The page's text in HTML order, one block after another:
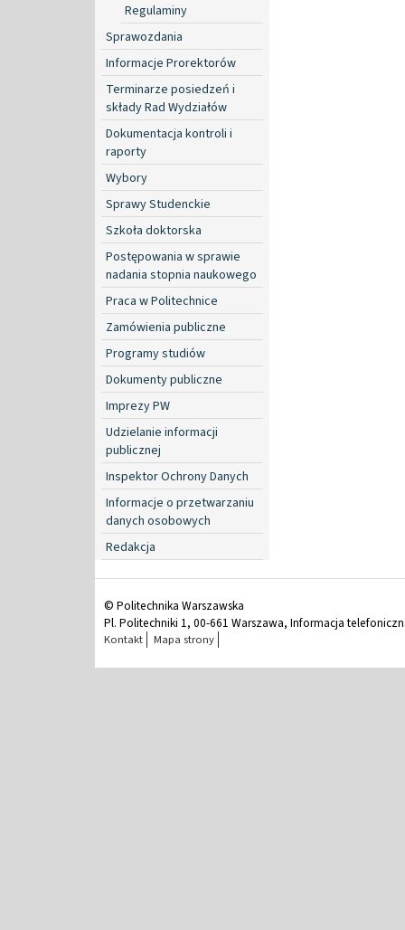
Regulaminy
Sprawozdania
Informacje Prorektorów
Terminarze posiedzeń i
składy Rad Wydziałów
Dokumentacja kontroli i
raporty
Wybory
Sprawy Studenckie
Szkoła doktorska
Postępowania w sprawie
nadania stopnia naukowego
Praca w Politechnice
Zamówienia publiczne
Programy studiów
Dokumenty publiczne
Imprezy PW
Udzielanie informacji
publicznej
Inspektor Ochrony Danych
Informacje o przetwarzaniu
danych osobowych
Redakcja
© Politechnika Warszawska
Pl. Politechniki 1, 00-661 Warszawa, Informacja
Kontakt Mapa strony